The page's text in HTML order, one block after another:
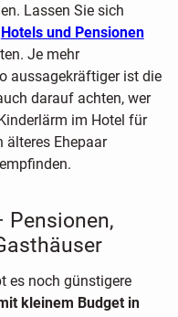
Lassen Sie sich
Hotels und Pensionen
Je mehr
aussagekräftiger ist die
darauf achten, wer
im Hotel für
älteres Ehepaar
Pensionen,
es noch günstigere
kleinem Budget in